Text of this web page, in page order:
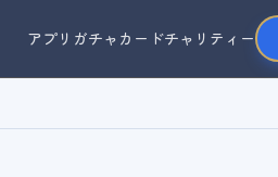
アプリ ガチャ カードチャリティー